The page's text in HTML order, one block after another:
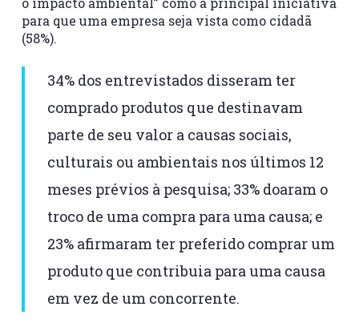
para que uma empresa seja vista como cidadã
(58%).
34% dos entrevistados disseram ter
comprado produtos que destinavam
parte de seu valor a causas sociais,
culturais ou ambientais nos últimos 12
meses prévios à pesquisa; 33% doaram o
troco de uma compra para uma causa; e
23% afirmaram ter preferido comprar um
produto que contribuia para uma causa
em vez de um concorrente.